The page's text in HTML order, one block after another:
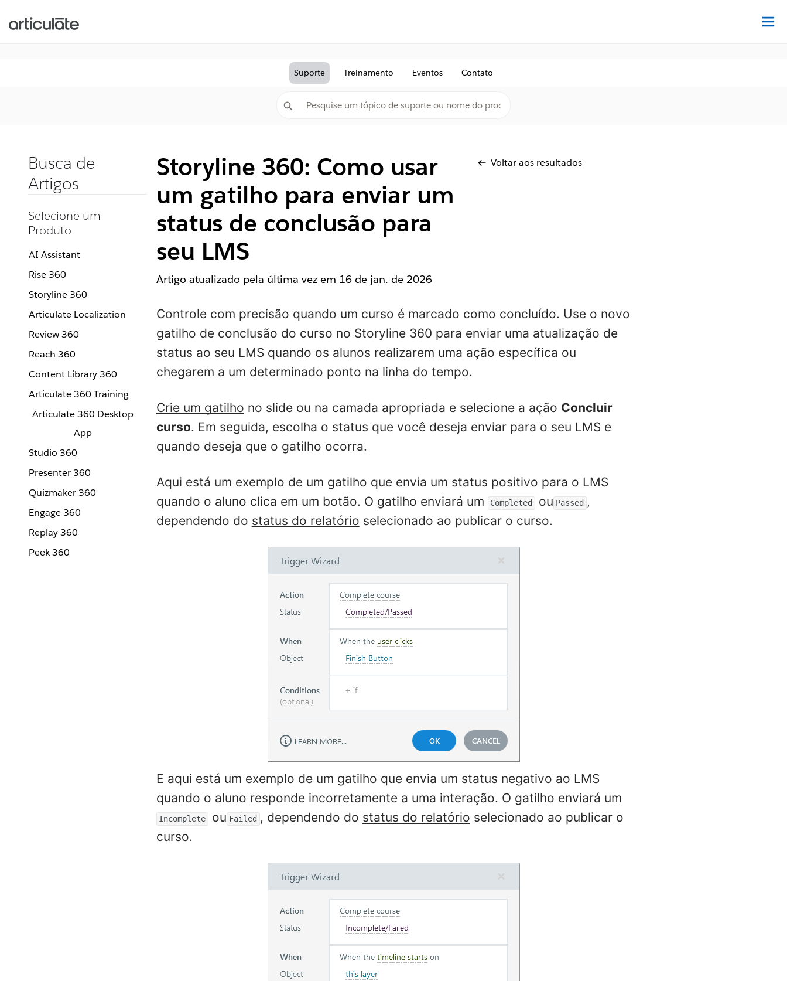
Suporte Treinamento Eventos Contato
Busca de
Artigos
Selecione um
Produto
AI Assistant
Rise 360
Storyline 360
Articulate Localization
Review 360
Reach 360
Content Library 360
Articulate 360 Training
Articulate 360 Desktop
App
Studio 360
Presenter 360
Quizmaker 360
Engage 360
Replay 360
Peek 360
Storyline 360: Como usar
um gatilho para enviar um
status de conclusão para
seu LMS
Voltar aos resultados
Artigo atualizado pela última vez em 16 de jan. de 2026
Controle com precisão quando um curso é marcado como concluído. Use o novo
gatilho de conclusão do curso no Storyline 360 para enviar uma atualização de
status ao seu LMS quando os alunos realizarem uma ação específica ou
chegarem a um determinado ponto na linha do tempo.
Crie um gatilho no slide ou na camada apropriada e selecione a ação Concluir
curso. Em seguida, escolha o status que você deseja enviar para o seu LMS e
quando deseja que o gatilho ocorra.
Aqui está um exemplo de um gatilho que envia um status positivo para o LMS
quando o aluno clica em um botão. O gatilho enviará um
Completed ou Passed ,
dependendo do status do relatório selecionado ao publicar o curso.
E aqui está um exemplo de um gatilho que envia um status negativo ao LMS
quando o aluno responde incorretamente a uma interação. O gatilho enviará um
Incomplete ou Failed , dependendo do status do relatório selecionado ao publicar o
curso.